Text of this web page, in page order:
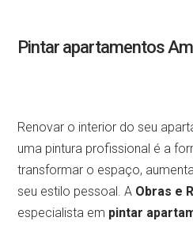
Pintar apartamentos
Renovar o interior do seu
uma pintura profissional é a
transformar o espaço,
seu estilo pessoal. A Obras e
especialista em pintar